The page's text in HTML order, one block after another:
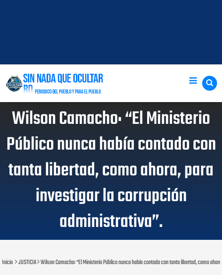
Wilson Camacho: “El Ministerio
Público nunca había contado con
tanta libertad, como ahora, para
investigar la corrupción
administrativa”.
Inicio JUSTICIA Wilson Camacho: “El Ministerio Público nunca había contado con tanta libertad, como